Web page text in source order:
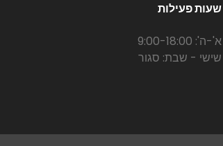
שעות פעילות
א'-ה': 9:00-18:00
שישי - שבת: סגור